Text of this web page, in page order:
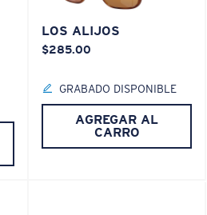
LOS ALIJOS
$285.00
GRABADO DISPONIBLE
AGREGAR AL
CARRO